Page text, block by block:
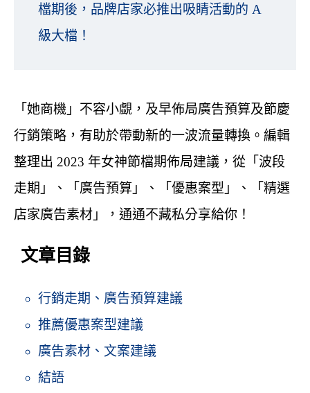
檔期後，品牌店家必推出吸睛活動的 A
級大檔！
「她商機」不容小覷，及早佈局廣告預算及節慶
行銷策略，有助於帶動新的一波流量轉換。編輯
整理出 2023 年女神節檔期佈局建議，從「波段
走期」、「廣告預算」、「優惠案型」、「精選
店家廣告素材」，通通不藏私分享給你！
文章目錄
行銷走期、廣告預算建議
推薦優惠案型建議
廣告素材、文案建議
結語